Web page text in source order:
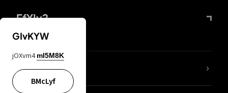
FfYIy2
KIjvtr
GIvKYW
jOXvm4 mI5M8K
BMcLyf